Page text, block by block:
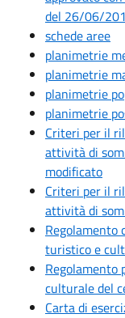
del 26/06/
schede aree
planimetrie
planimetrie
planimetrie
planimetrie
Criteri per il
attività di
modificato
Criteri per il
attività di
Regolamento
turistico e
Regolamento
culturale del
Carta di